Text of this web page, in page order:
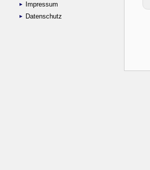
Impressum
Datenschutz